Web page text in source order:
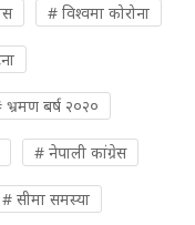
# विश्वमा कोरोना
भ्रमण बर्ष २०२०
# नेपाली कांग्रेस
# सीमा समस्या